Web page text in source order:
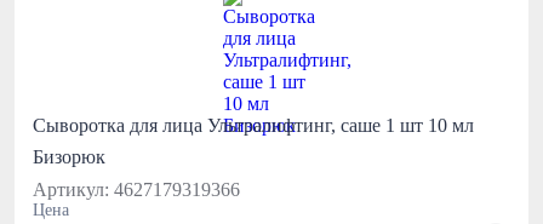
Сыворотка для лица Ультралифтинг, саше 1 шт 10 мл
Бизорюк
Артикул: 4627179319366
Цена